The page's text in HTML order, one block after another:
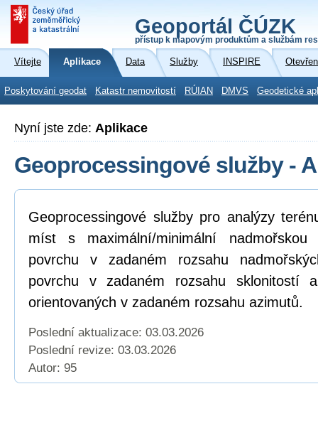
Geoportál ČÚZK
přístup k mapovým produktům a službám
Vítejte Aplikace Data Služby INSPIRE
Poskytování geodat Katastr nemovitostí RÚIAN DMVS Geodetické
Nyní jste zde: Aplikace
Geoprocessingové služby -
Geoprocessingové služby pro analýzy
míst s maximální/minimální
povrchu v zadaném rozsahu
povrchu v zadaném rozsahu sklonitostí
orientovaných v zadaném rozsahu azimutů.
Poslední aktualizace: 03.03.2026
Poslední revize: 03.03.2026
Autor: 95